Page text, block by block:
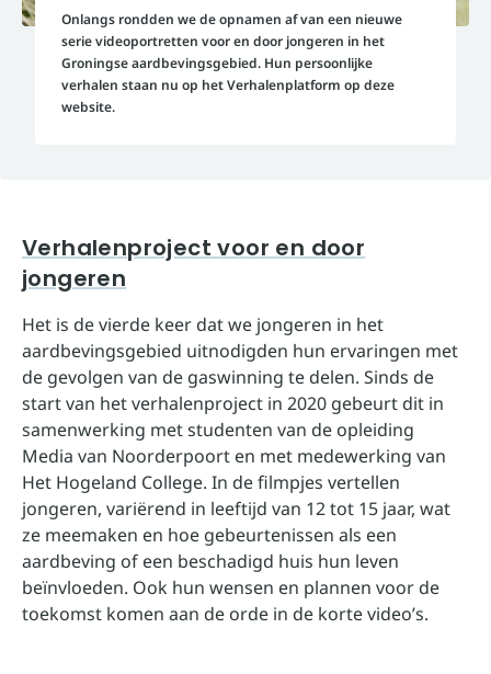
Onlangs rondden we de opnamen af van een nieuwe
serie videoportretten voor en door jongeren in het
Groningse aardbevingsgebied. Hun persoonlijke
verhalen staan nu op het Verhalenplatform op deze
website.
Verhalenproject voor en door
jongeren
Het is de vierde keer dat we jongeren in het
aardbevingsgebied uitnodigden hun ervaringen met
de gevolgen van de gaswinning te delen. Sinds de
start van het verhalenproject in 2020 gebeurt dit in
samenwerking met studenten van de opleiding
Media van Noorderpoort en met medewerking van
Het Hogeland College. In de filmpjes vertellen
jongeren, variërend in leeftijd van 12 tot 15 jaar, wat
ze meemaken en hoe gebeurtenissen als een
aardbeving of een beschadigd huis hun leven
beïnvloeden. Ook hun wensen en plannen voor de
toekomst komen aan de orde in de korte video’s.